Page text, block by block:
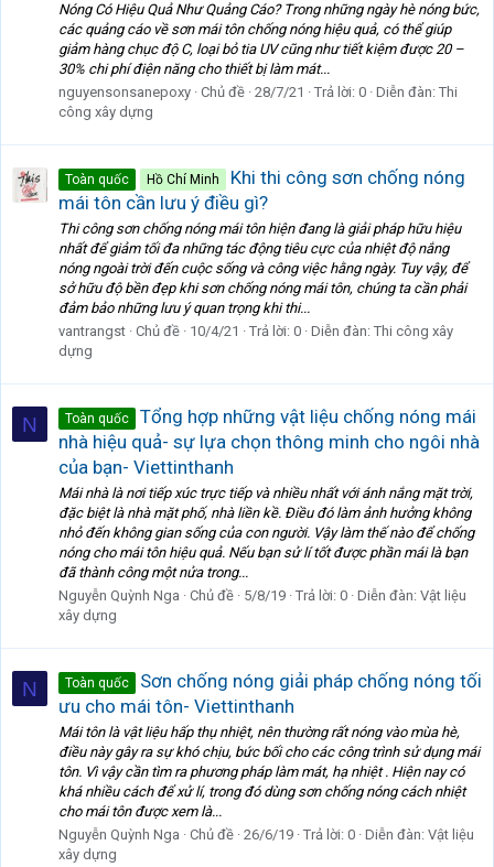
Nóng Có Hiệu Quả Như Quảng Cáo? Trong những ngày hè nóng bức,
các quảng cáo về sơn mái tôn chống nóng hiệu quả, có thể giúp
giảm hàng chục độ C, loại bỏ tia UV cũng như tiết kiệm được 20 –
30% chi phí điện năng cho thiết bị làm mát...
nguyensonsanepoxy Chủ đề 28/7/21 Trả lời: 0 Diễn đàn: Thi
công xây dựng
Toàn quốc Hồ Chí Minh
Khi thi công sơn chống nóng
mái tôn cần lưu ý điều gì?
Thi công sơn chống nóng mái tôn hiện đang là giải pháp hữu hiệu
nhất để giảm tối đa những tác động tiêu cực của nhiệt độ nắng
nóng ngoài trời đến cuộc sống và công việc hằng ngày. Tuy vậy, để
sở hữu độ bền đẹp khi sơn chống nóng mái tôn, chúng ta cần phải
đảm bảo những lưu ý quan trọng khi thi...
vantrangst Chủ đề 10/4/21 Trả lời: 0 Diễn đàn: Thi công xây
dựng
N Toàn quốc
Tổng hợp những vật liệu chống nóng mái
nhà hiệu quả- sự lựa chọn thông minh cho ngôi nhà
của bạn- Viettinthanh
Mái nhà là nơi tiếp xúc trực tiếp và nhiều nhất với ánh nắng mặt trời,
đặc biệt là nhà mặt phố, nhà liền kề. Điều đó làm ảnh hưởng không
nhỏ đến không gian sống của con người. Vậy làm thế nào để chống
nóng cho mái tôn hiệu quả. Nếu bạn sử lí tốt được phần mái là bạn
đã thành công một nửa trong...
Nguyễn Quỳnh Nga
Chủ đề 5/8/19 Trả lời: 0 Diễn đàn: Vật liệu
xây dựng
N Toàn quốc
Sơn chống nóng giải pháp chống nóng tối
ưu cho mái tôn- Viettinthanh
Mái tôn là vật liệu hấp thụ nhiệt, nên thường rất nóng vào mùa hè,
điều này gây ra sự khó chịu, bức bối cho các công trình sử dụng mái
tôn. Vì vậy cần tìm ra phương pháp làm mát, hạ nhiệt . Hiện nay có
khá nhiều cách để xử lí, trong đó dùng sơn chống nóng cách nhiệt
cho mái tôn được xem là...
Nguyễn Quỳnh Nga
Chủ đề 26/6/19 Trả lời: 0 Diễn đàn: Vật liệu
xây dựng